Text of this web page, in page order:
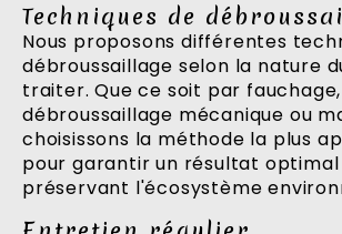
Techniques de
Nous proposons différentes
débroussaillage selon la nature
traiter. Que ce soit par fauchage,
débroussaillage mécanique ou
choisissons la méthode la plus
pour garantir un résultat
préservant l'écosystème